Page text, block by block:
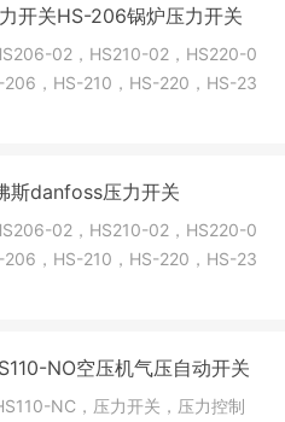
开关HS-206锅炉压力开关
02，HS210-02，HS220-0
，HS-210，HS-220，HS-23
斯danfoss压力开关
02，HS210-02，HS220-0
，HS-210，HS-220，HS-23
NO空压机气压自动开关
NC，压力开关，压力控制